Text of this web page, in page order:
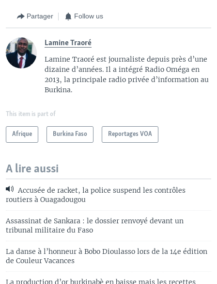
Partager Follow us
Lamine Traoré
Lamine Traoré est journaliste depuis près d’une
dizaine d’années. Il a intégré Radio Oméga en
2013, la principale radio privée d’information au
Burkina.
This item is part of
Afrique Burkina Faso Reportages VOA
A lire aussi
Accusée de racket, la police suspend les contrôles
routiers à Ouagadougou
Assassinat de Sankara : le dossier renvoyé devant un
tribunal militaire du Faso
La danse à l’honneur à Bobo Dioulasso lors de la 14e édition
de Couleur Vacances
La production d’or burkinabè en baisse mais les recettes